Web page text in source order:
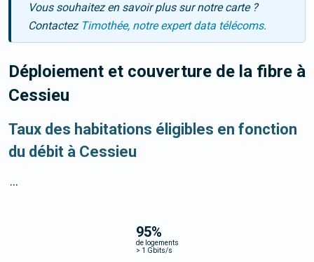
Vous souhaitez en savoir plus sur notre carte ?
Contactez Timothée, notre expert data télécoms.
Déploiement et couverture de la fibre à
Cessieu
Taux des habitations éligibles en fonction
du débit à Cessieu
95%
de logements
> 1 Gbits/s
...